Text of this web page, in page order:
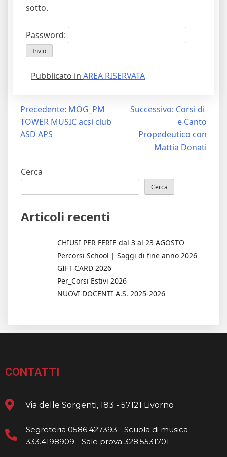
sotto.
Password:
Pubblicato in AREA RISERVATA
Navigazione
articoli
Precedente: MOG_PM
TOWER MUSIC acsi club
ASD APS
Successivo: Corsi di
e Canto
Propedeutico con
Mattia Donati
Cerca
Cerca
Articoli recenti
CHIUSI PER FERIE dal 3 al 23 AGOSTO
Percorsi School | Saggi di fine anno 2026
GIFT CARD 2026
Per_Corsi Estivi 2026
NUOVI DOCENTI A.S. 2025-2026
CONTATTI
Via delle Sorgenti, 183 - 57121 Livorno
Segreteria 0586.427393 - Scuola di musica
333.4198909 - Sale prova 328.5531701